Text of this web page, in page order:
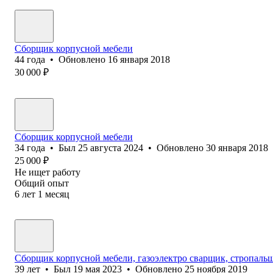
Сборщик корпусной мебели
44 года • Обновлено 16 января 2018
30 000 ₽
Сборщик корпусной мебели
34 года • Был 25 августа 2024 • Обновлено 30 января 2018
25 000 ₽
Не ищет работу
Общий опыт
6 лет 1 месяц
Сборщик корпусной мебели, газоэлектро сварщик,
39 лет • Был 19 мая 2023 • Обновлено 25 ноября 2019